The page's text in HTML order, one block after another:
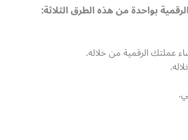
بواحدة من هذه الطرق الثلاثة:
عملتك الرقمية من خلاله.